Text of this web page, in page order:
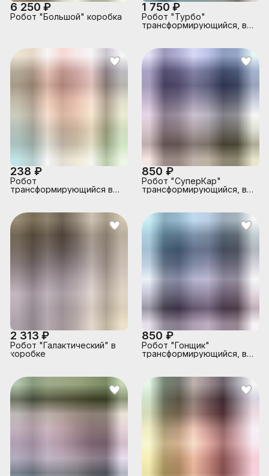
6 250 ₽
Робот "Большой" коробка
1 750 ₽
Робот "Турбо"
трансформирующийся, в
238 ₽
Робот
трансформирующийся в
850 ₽
Робот "СуперКар"
трансформирующийся, в
2 313 ₽
Робот "Галактический" в
коробке
850 ₽
Робот "Гонщик"
трансформирующийся, в